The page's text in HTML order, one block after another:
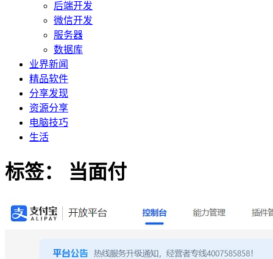
后端开发
微信开发
服务器
数据库
业界新闻
精品软件
分享发现
资源分享
电脑技巧
生活
标签： 当面付